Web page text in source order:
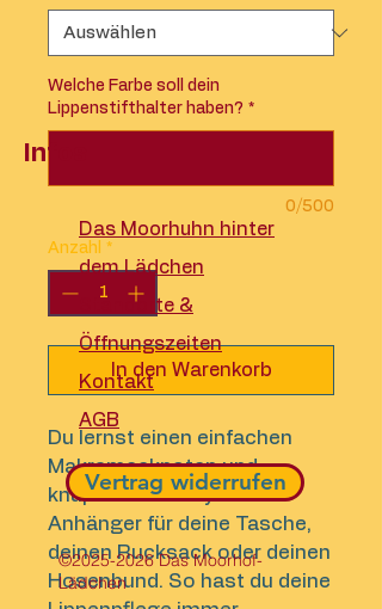
Welche Farbe soll dein
Lippenstifthalter haben? *
0/500
Anzahl *
In den Warenkorb
Du lernst einen einfachen
Makrameeknoten und
knüpfst einen stylischen
Anhänger für deine Tasche,
deinen Rucksack oder deinen
Hosenbund. So hast du deine
Infos
Das Moorhuhn hinter
dem Lädchen
Standorte &
Öffnungszeiten
Kontakt
AGB
Vertrag widerrufen
©2025-2026Das Moorhof-
Lädchen